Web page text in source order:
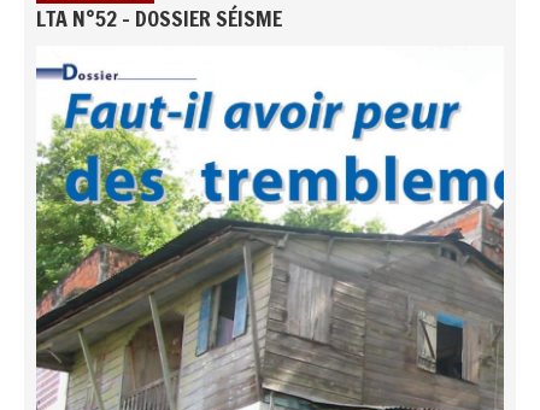
LTA N°52 - DOSSIER SÉISME